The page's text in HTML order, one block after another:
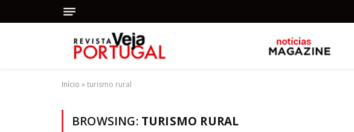
Início »turismo rural
BROWSING: TURISMO RURAL